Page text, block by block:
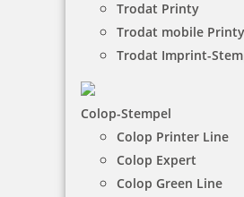
Trodat Printy
Trodat mobile Printy
Trodat Imprint-
Colop-Stempel
Colop Printer Line
Colop Expert
Colop Green Line
NACH WUNSCHSTEMPEL FILTERN
€+